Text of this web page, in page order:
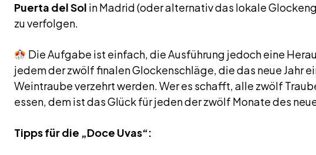
Puerta del Sol in Madrid (oder alternativ das lokale
zu verfolgen.
Die Aufgabe ist einfach, die Ausführung jedoch eine
jedem der zwölf finalen Glockenschläge, die das neue Jahr
Weintraube verzehrt werden. Wer es schafft, alle zwölf
essen, dem ist das Glück für jeden der zwölf Monate des
Tipps für die „Doce Uvas“: